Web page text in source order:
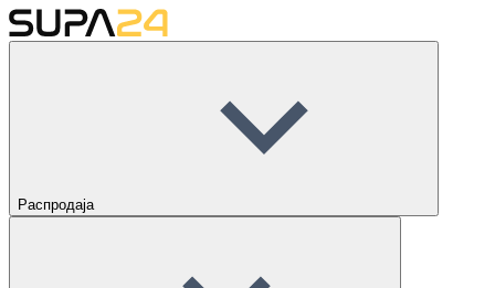
Распродаја